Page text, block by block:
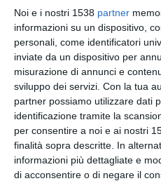
Noi e i nostri 1538 partner
informazioni su un dispositivo,
personali, come identificatori
inviate da un dispositivo per
misurazione di annunci e
sviluppo dei servizi. Con la tua
partner possiamo utilizzare dati
identificazione tramite la
per consentire a noi e ai nostri
finalità sopra descritte. In
informazioni più dettagliate e
di acconsentire o di negare il